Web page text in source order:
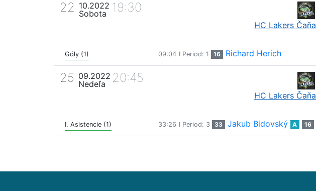
22 10.2022
Sobota
19:30
HC Lakers Čaňa
Góly (1) 09:04 I Period: 1 16 Richard Herich
25 09.2022
Nedeľa
20:45
HC Lakers Čaňa
I. Asistencie (1) 33:26 I Period: 3 33 Jakub Bidovský A 16